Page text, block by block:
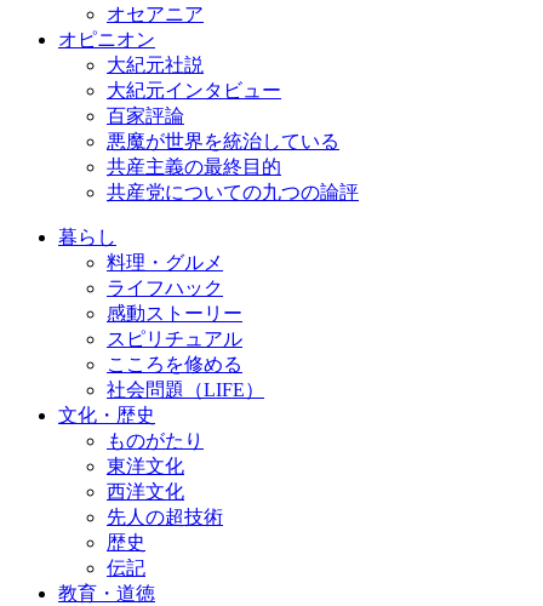
オセアニア
オピニオン
大紀元社説
大紀元インタビュー
百家評論
悪魔が世界を統治している
共産主義の最終目的
共産党についての九つの論評
暮らし
料理・グルメ
ライフハック
感動ストーリー
スピリチュアル
こころを修める
社会問題（LIFE）
文化・歴史
ものがたり
東洋文化
西洋文化
先人の超技術
歴史
伝記
教育・道徳